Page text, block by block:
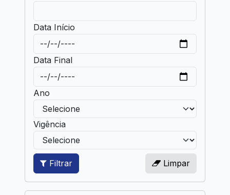
Data Início
Data Final
Ano
Vigência
Filtrar Limpar